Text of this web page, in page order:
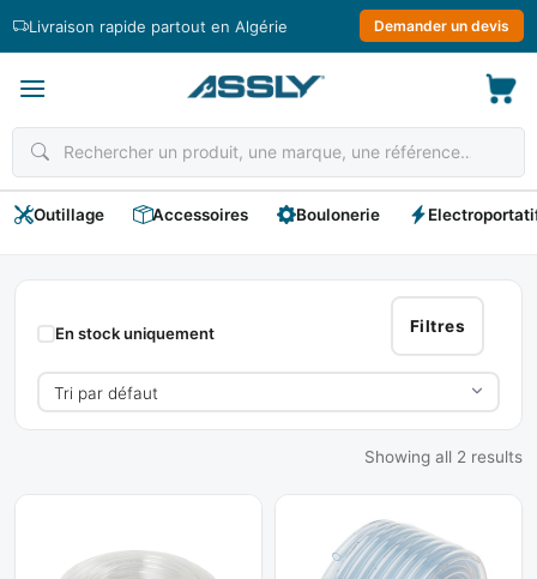
Livraison rapide partout en Algérie Demander un devis
Outillage Accessoires Boulonerie
Tuyaux
De
Niveau
Filtres
En stock uniquement
Showing all 2 results